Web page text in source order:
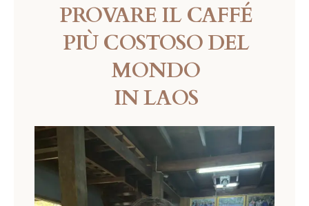
PROVARE IL CAFFÉ
PIÙ COSTOSO DEL
MONDO
IN LAOS